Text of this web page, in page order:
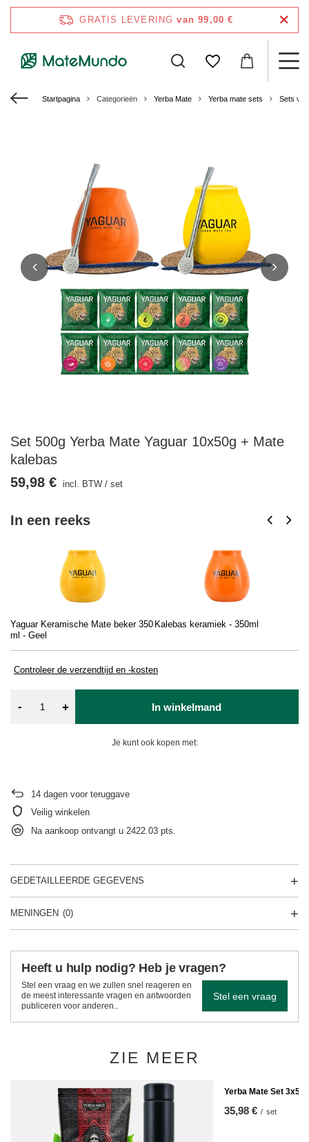
GRATIS LEVERING van 99,00 €
Startpagina Categorieën Yerba Mate Yerba mate sets Sets
Set 500g Yerba Mate Yaguar 10x50g + Mate
kalebas
In een reeks
Yaguar Keramische Mate beker 350
ml - Geel
Kalebas keramiek - 350ml
Controleer de verzendtijd en -kosten
59,98 € incl. BTW / set
- + In winkelmand
Je kunt ook kopen met:
14 dagen voor teruggave
Veilig winkelen
Na aankoop ontvangt u 2422.03 pts.
GEDETAILLEERDE GEGEVENS
MENINGEN (0)
Heeft u hulp nodig? Heb je vragen?
Stel een vraag en we zullen snel reageren en
de meest interessante vragen en antwoorden
publiceren voor anderen..
Stel een vraag
ZIE MEER
Yerba Mate Set
35,98 € / set